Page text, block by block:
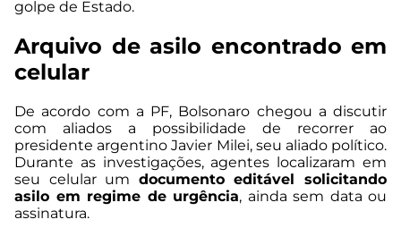
golpe de Estado.
Arquivo de asilo encontrado em
celular
De acordo com a PF, Bolsonaro chegou a discutir
com aliados a possibilidade de recorrer ao
presidente argentino Javier Milei, seu aliado político.
Durante as investigações, agentes localizaram em
seu celular um documento editável solicitando
asilo em regime de urgência, ainda sem data ou
assinatura.